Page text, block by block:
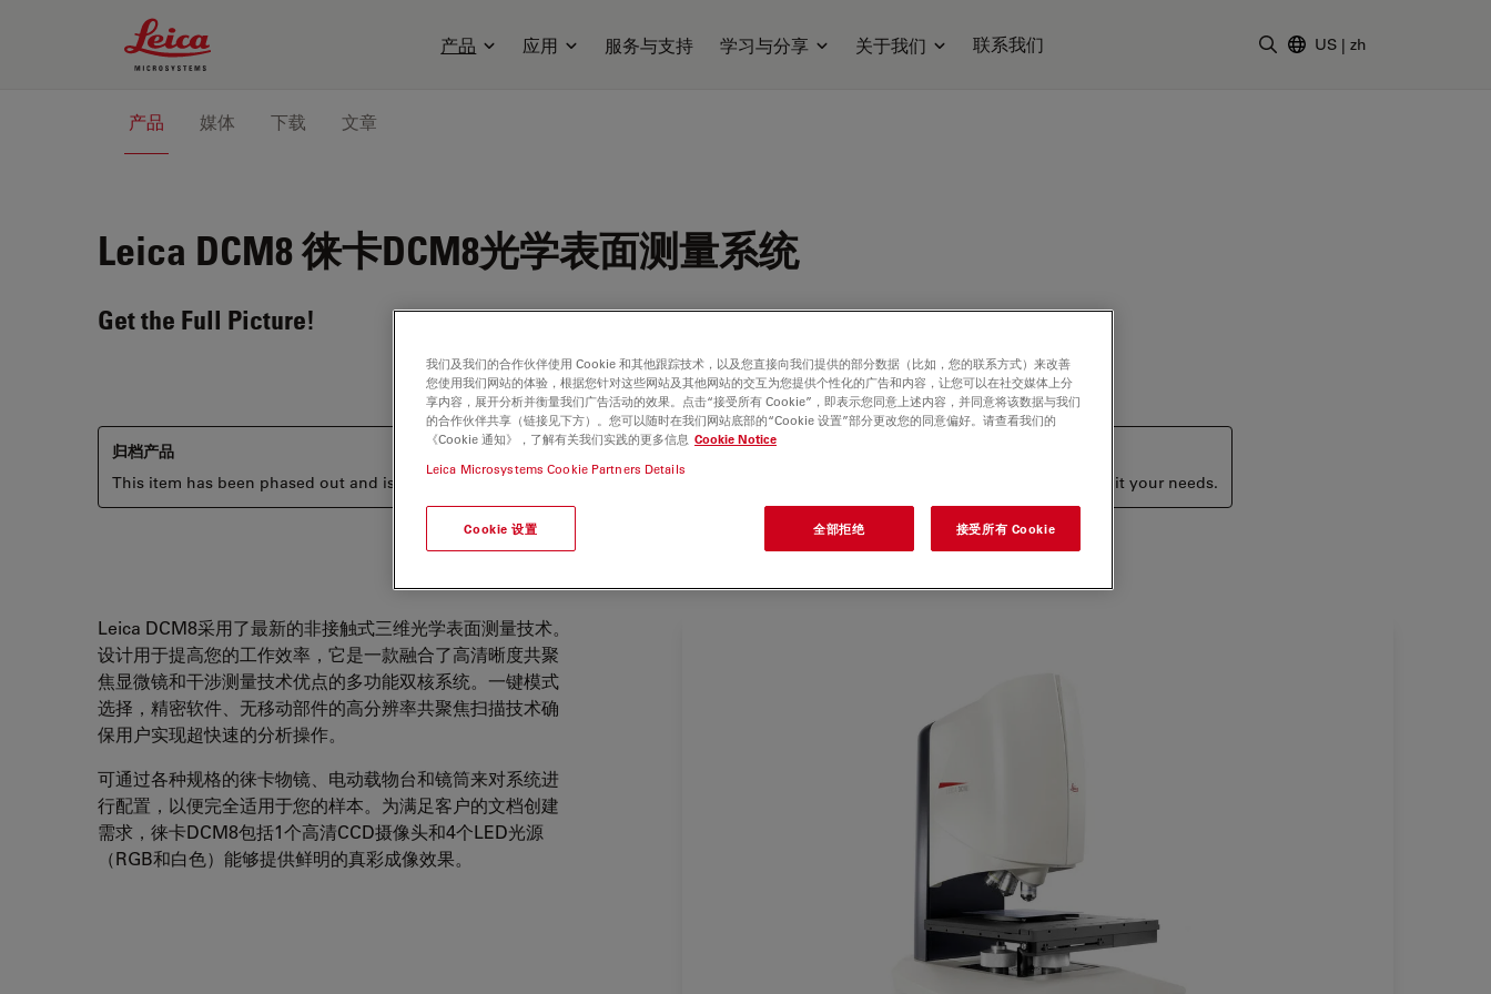
Leica Microsystems Logo
产品 应用 服务与支持 学习与分享 关于我们 联系我们 US | zh
产品 媒体 下载 文章
Leica DCM8徕卡DCM8光学表面测量系统
Get the Full Picture!
归档产品
This item has been phased out and is no longer available. Please contact us to enquire about recent alternative products that may suit your needs.
Leica DCM8采用了最新的非接触式三维光学表面测量技术。
设计用于提高您的工作效率，它是一款融合了高清晰度共聚
焦显微镜和干涉测量技术优点的多功能双核系统。一键模式
选择，精密软件、无移动部件的高分辨率共聚焦扫描技术确
保用户实现超快速的分析操作。
可通过各种规格的徕卡物镜、电动载物台和镜筒来对系统进
行配置，以便完全适用于您的样本。为满足客户的文档创建
需求，徕卡DCM8包括1个高清CCD摄像头和4个LED光源
（RGB和白色）能够提供鲜明的真彩成像效果。
我们及我们的合作伙伴使用 Cookie 和其他跟踪技术，以及您直接向我们提供的部分数据（比如，您的联系方式）来改善
您使用我们网站的体验，根据您针对这些网站及其他网站的交互为您提供个性化的广告和内容，让您可以在社交媒体上分
享内容，展开分析并衡量我们广告活动的效果。点击“接受所有 Cookie”，即表示您同意上述内容，并同意将该数据与我们
的合作伙伴共享（链接见下方）。您可以随时在我们网站底部的“Cookie 设置”部分更改您的同意偏好。请查看我们的
《Cookie 通知》，了解有关我们实践的更多信息 Cookie Notice
Leica Microsystems Cookie Partners Details
Cookie 设置 全部拒绝 接受所有 Cookie